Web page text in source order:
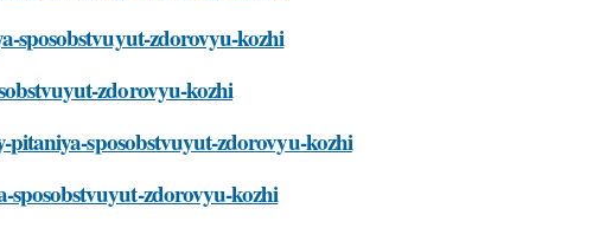
sposobstvuyut-zdorovyu-kozhi
zdorovyu-kozhi
sposobstvuyut-zdorovyu-kozhi
zdorovyu-kozhi